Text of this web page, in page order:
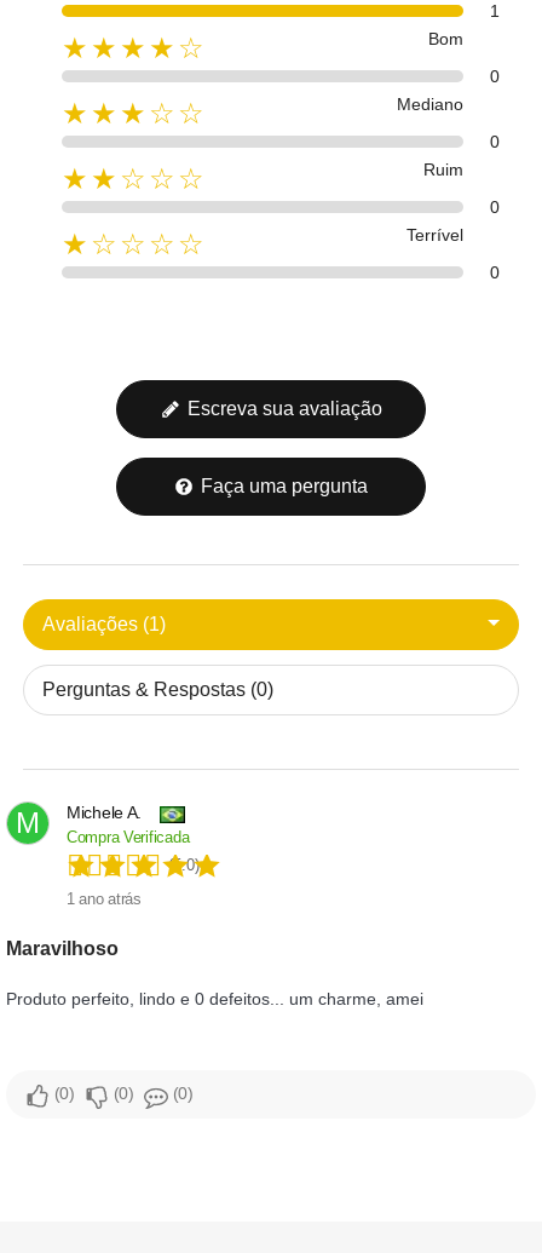
1
★★★★☆
Bom
0
★★★☆☆
Mediano
0
★★☆☆☆
Ruim
0
★☆☆☆☆
Terrível
0
Escreva sua avaliação
Faça uma pergunta
Avaliações (1)
Perguntas & Respostas (0)
M Michele A.
Compra Verificada
(5.0)
1 ano atrás
Maravilhoso
Produto perfeito, lindo e 0 defeitos... um charme, amei
0 0 0